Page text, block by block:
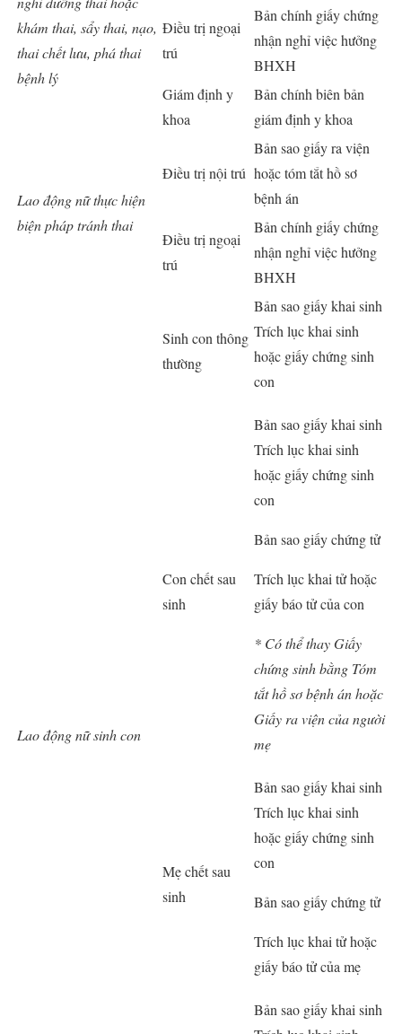
khám thai, sẩy thai, nạo,
thai chết lưu, phá thai
bệnh lý
Điều trị ngoại
trú
Bản chính giấy chứng
nhận nghỉ việc hưởng
BHXH
Giám định y
khoa
Bản chính biên bản
giám định y khoa
Lao động nữ thực hiện
biện pháp tránh thai
Điều trị nội trú
Bản sao giấy ra viện
hoặc tóm tắt hồ sơ
bệnh án
Điều trị ngoại
trú
Bản chính giấy chứng
nhận nghỉ việc hưởng
BHXH
Lao động nữ sinh con
Sinh con thông
thường
Bản sao giấy khai sinh
Trích lục khai sinh
hoặc giấy chứng sinh
con
Con chết sau
sinh
Bản sao giấy khai sinh
Trích lục khai sinh
hoặc giấy chứng sinh
con
Bản sao giấy chứng tử
Trích lục khai tử hoặc
giấy báo tử của con
* Có thể thay Giấy
chứng sinh bằng Tóm
tắt hồ sơ bệnh án hoặc
Giấy ra viện của người
mẹ
Mẹ chết sau
sinh
Bản sao giấy khai sinh
Trích lục khai sinh
hoặc giấy chứng sinh
con
Bản sao giấy chứng tử
Trích lục khai tử hoặc
giấy báo tử của mẹ
Bản sao giấy khai sinh